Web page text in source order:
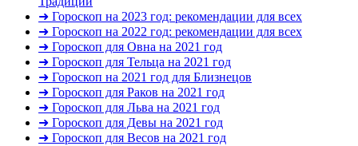
➜ Гороскоп на 2023 год: рекомендации для всех
➜ Гороскоп на 2022 год: рекомендации для всех
➜ Гороскоп для Овна на 2021 год
➜ Гороскоп для Тельца на 2021 год
➜ Гороскоп на 2021 год для Близнецов
➜ Гороскоп для Раков на 2021 год
➜ Гороскоп для Льва на 2021 год
➜ Гороскоп для Девы на 2021 год
➜ Гороскоп для Весов на 2021 год